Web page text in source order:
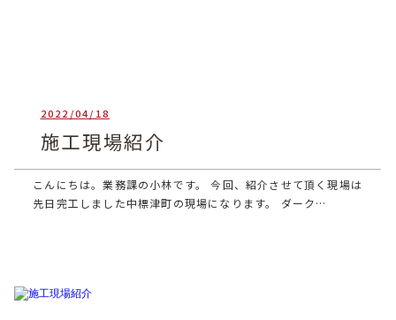
2022/04/18
施工現場紹介
こんにちは。業務課の小林です。 今回、紹介させて頂く現場は
先日完工しました中標津町の現場になります。 ダーク…